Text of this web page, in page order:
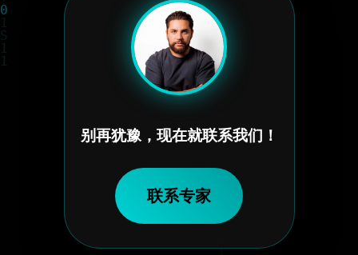
别再犹豫，现在就联系我们！
联系专家